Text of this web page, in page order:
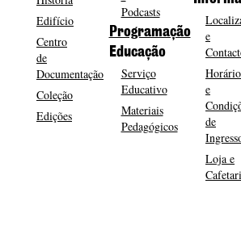
Edifício
Centro
de
Documentação
Coleção
Edições
Podcasts
Programação
Educação
Serviço
Educativo
Materiais
Pedagógicos
e
e
de
Loja e